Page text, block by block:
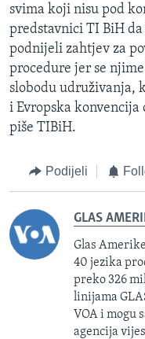
svima koji nisu pod
predstavnici TI BiH
podnijeli zahtjev za
procedure jer se
slobodu udruživanja,
i Evropska
piše TIBiH.
Podijeli
GLAS
Glas
40 jezika
preko 326
linijama
VOA i mogu
agencija